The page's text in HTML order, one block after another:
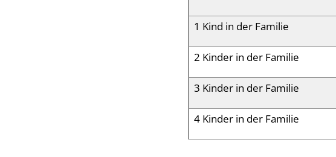
1 Kind in der Familie
2 Kinder in der Familie
3 Kinder in der Familie
4 Kinder in der Familie